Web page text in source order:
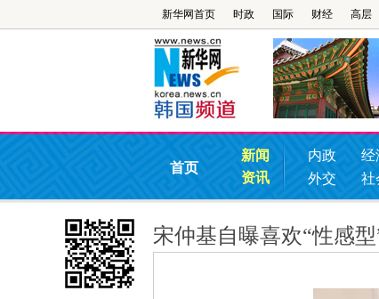
新华网首页 时政 国际 财经 高层
首页
新闻
资讯
内政 经
外交
社
宋仲基自曝喜欢“性感